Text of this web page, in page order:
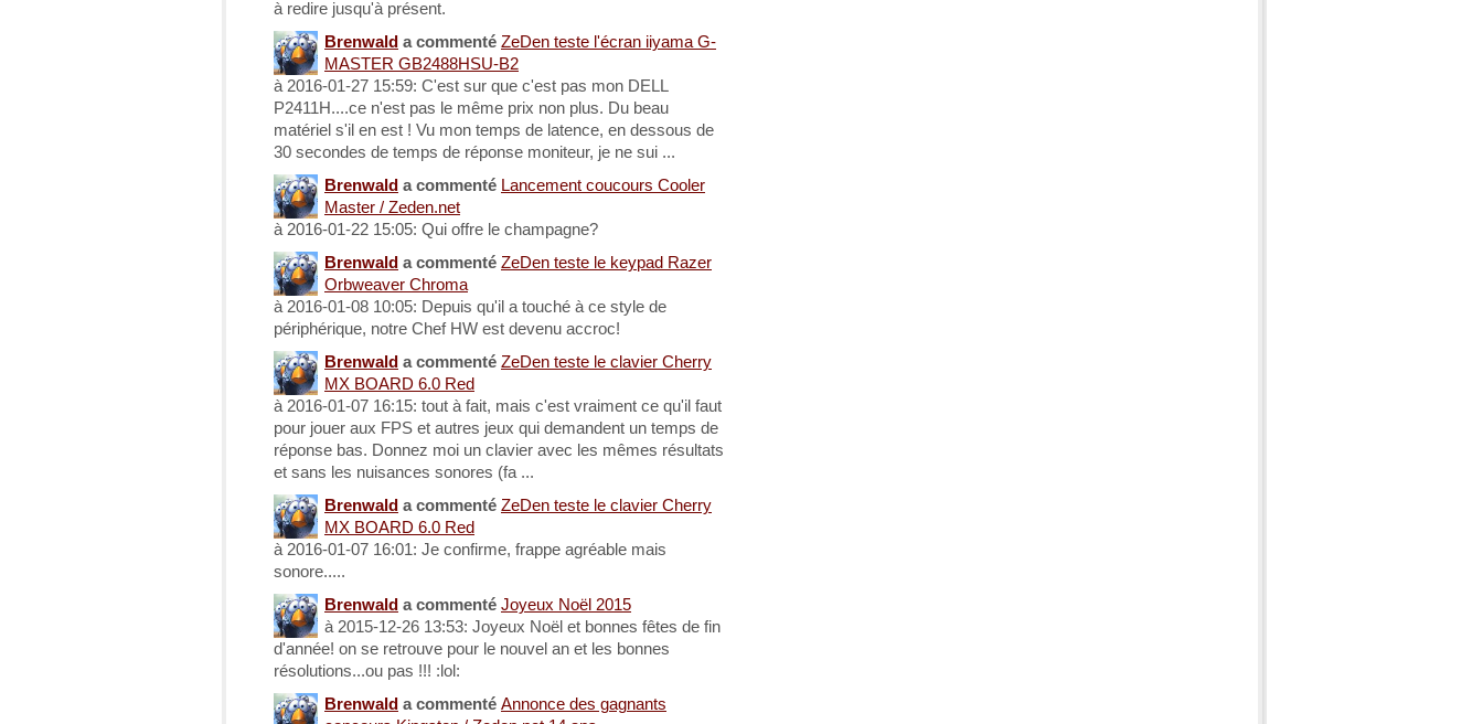
à redire jusqu'à présent.
Brenwald a commenté ZeDen teste l'écran iiyama G-
MASTER GB2488HSU-B2
à 2016-01-27 15:59: C'est sur que c'est pas mon DELL
P2411H....ce n'est pas le même prix non plus. Du beau
matériel s'il en est ! Vu mon temps de latence, en dessous de
30 secondes de temps de réponse moniteur, je ne sui ...
Brenwald a commenté Lancement coucours Cooler
Master / Zeden.net
à 2016-01-22 15:05: Qui offre le champagne?
Brenwald a commenté ZeDen teste le keypad Razer
Orbweaver Chroma
à 2016-01-08 10:05: Depuis qu'il a touché à ce style de
périphérique, notre Chef HW est devenu accroc!
Brenwald a commenté ZeDen teste le clavier Cherry
MX BOARD 6.0 Red
à 2016-01-07 16:15: tout à fait, mais c'est vraiment ce qu'il faut
pour jouer aux FPS et autres jeux qui demandent un temps de
réponse bas. Donnez moi un clavier avec les mêmes résultats
et sans les nuisances sonores (fa ...
Brenwald a commenté ZeDen teste le clavier Cherry
MX BOARD 6.0 Red
à 2016-01-07 16:01: Je confirme, frappe agréable mais
sonore.....
Brenwald a commenté Joyeux Noël 2015
à 2015-12-26 13:53: Joyeux Noël et bonnes fêtes de fin
d'année! on se retrouve pour le nouvel an et les bonnes
résolutions...ou pas !!! :lol:
Brenwald a commenté Annonce des gagnants